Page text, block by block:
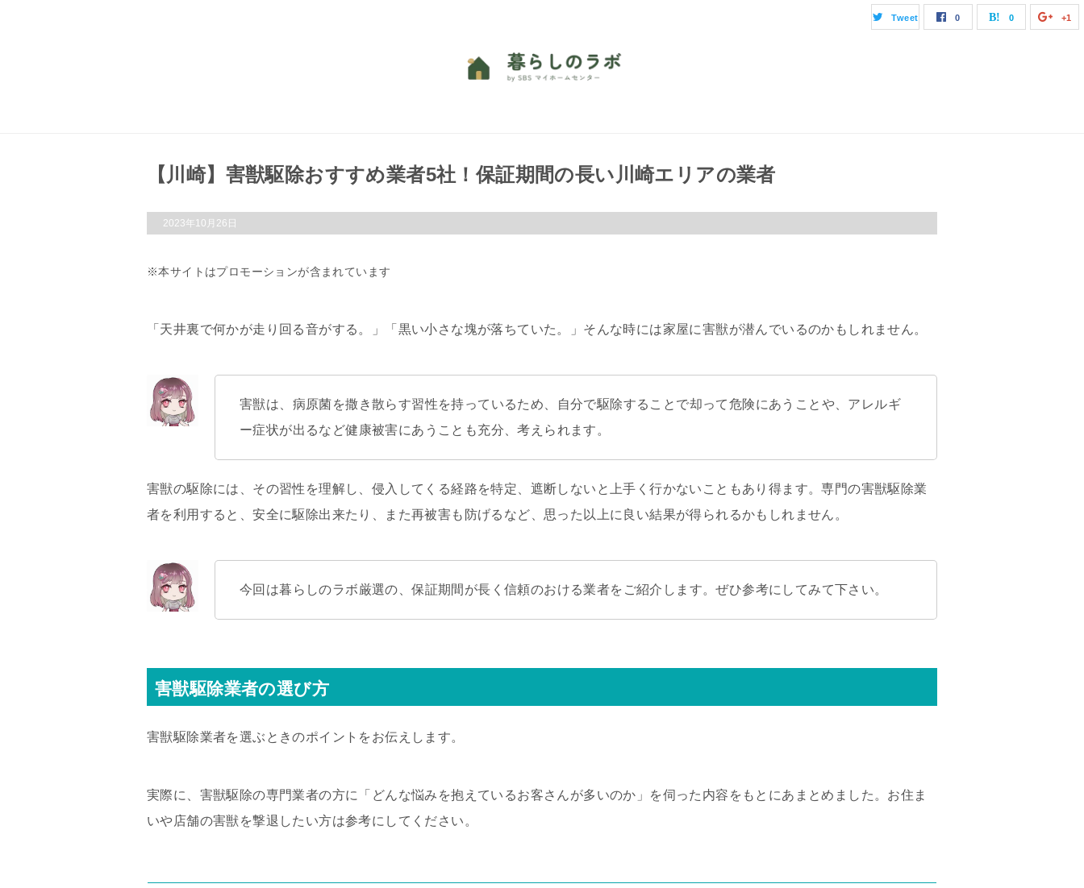
【川崎】害獣駆除おすすめ業者5社！保証期間の長い川崎エリアの業者
2023年10月26日
Tweet 0 0 +1
本サイトはプロモーションが含まれています
「天井裏で何かが走り回る音がする。」「黒い小さな塊が落ちていた。」そんな時には家屋に害獣が潜んでいるのかもしれません。
害獣は、病原菌を撒き散らす習性を持っているため、自分で駆除することで却って危険にあうことや、アレルギ
ー症状が出るなど健康被害にあうことも充分、考えられます。
害獣の駆除には、その習性を理解し、侵入してくる経路を特定、遮断しないと上手く行かないこともあり得ます。専門の害獣駆除業
者を利用すると、安全に駆除出来たり、また再被害も防げるなど、思った以上に良い結果が得られるかもしれません。
今回は暮らしのラボ厳選の、保証期間が長く信頼のおける業者をご紹介します。ぜひ参考にしてみて下さい。
害獣駆除業者の選び方
害獣駆除業者を選ぶときのポイントをお伝えします。
実際に、害獣駆除の専門業者の方に「どんな悩みを抱えているお客さんが多いのか」を伺った内容をもとにあまとめました。お住ま
いや店舗の害獣を撃退したい方は参考にしてください。